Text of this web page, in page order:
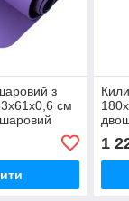
з
см
1